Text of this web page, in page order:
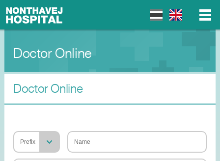
▼
Doctor Online
Doctor Online